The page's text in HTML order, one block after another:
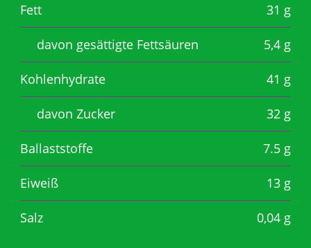
Fett 31 g
davon gesättigte Fettsäuren 5,4 g
Kohlenhydrate 41 g
davon Zucker 32 g
Ballaststoffe 7.5 g
Eiweiß 13 g
Salz 0,04 g